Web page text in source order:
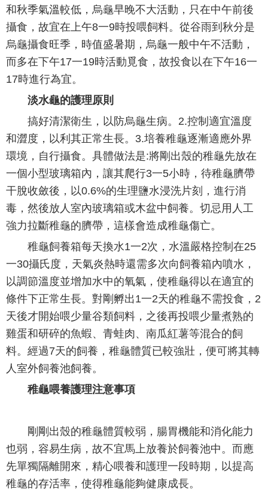
和秋季氣溫較低，烏龜早晚不大活動，只在中午前後
攝食，故宜在上午8一9時投喂飼料。從谷雨到秋分是
烏龜攝食旺季，時值盛暑期，烏龜一般中午不活動，
而多在下午17一19時活動覓食，故投食以在下午16一
17時進行為宜。
淡水龜的護理原則
搞好清潔衛生，以防烏龜生病。2.控制適宜溫度
和澀度，以利其正常生長。3.培養稚龜逐漸適應外界
環境，自行攝食。具體做法是:將剛出殼的稚龜先放在
一個小型玻璃箱內，讓其爬行3一5小時，待稚龜臍帶
干脫收斂後，以0.6%的生理鹽水浸洗片刻，進行消
毒，然後放人室內玻璃箱或木盆中飼養。切忌用人工
強力拉斷稚龜的臍帶，這樣會造成稚龜傷亡。
稚龜飼養箱每天換水1一2次，水溫嚴格控制在25
一30攝氏度，天氣炎熱時還需多次向飼養箱內噴水，
以調節溫度並增加水中的氧氣，使稚龜得以在適宜的
條件下正常生長。對剛孵出1一2天的稚龜不需投食，2
天後才開始喂少量谷類飼料，之後再投喂少量煮熟的
雞蛋和研碎的魚蝦、青蛙肉、南瓜紅薯等混合的飼
料。經過7天的飼養，稚龜體質已較強壯，便可將其轉
人室外飼養池飼養。
稚龜喂養護理注意事項
剛剛出殼的稚龜體質較弱，腸胃機能和消化能力
也弱，容易生病，故不宜馬上放養於飼養池中。而應
先單獨隔離開來，精心喂養和護理一段時期，以提高
稚龜的存活率，使得稚龜能夠健康成長。